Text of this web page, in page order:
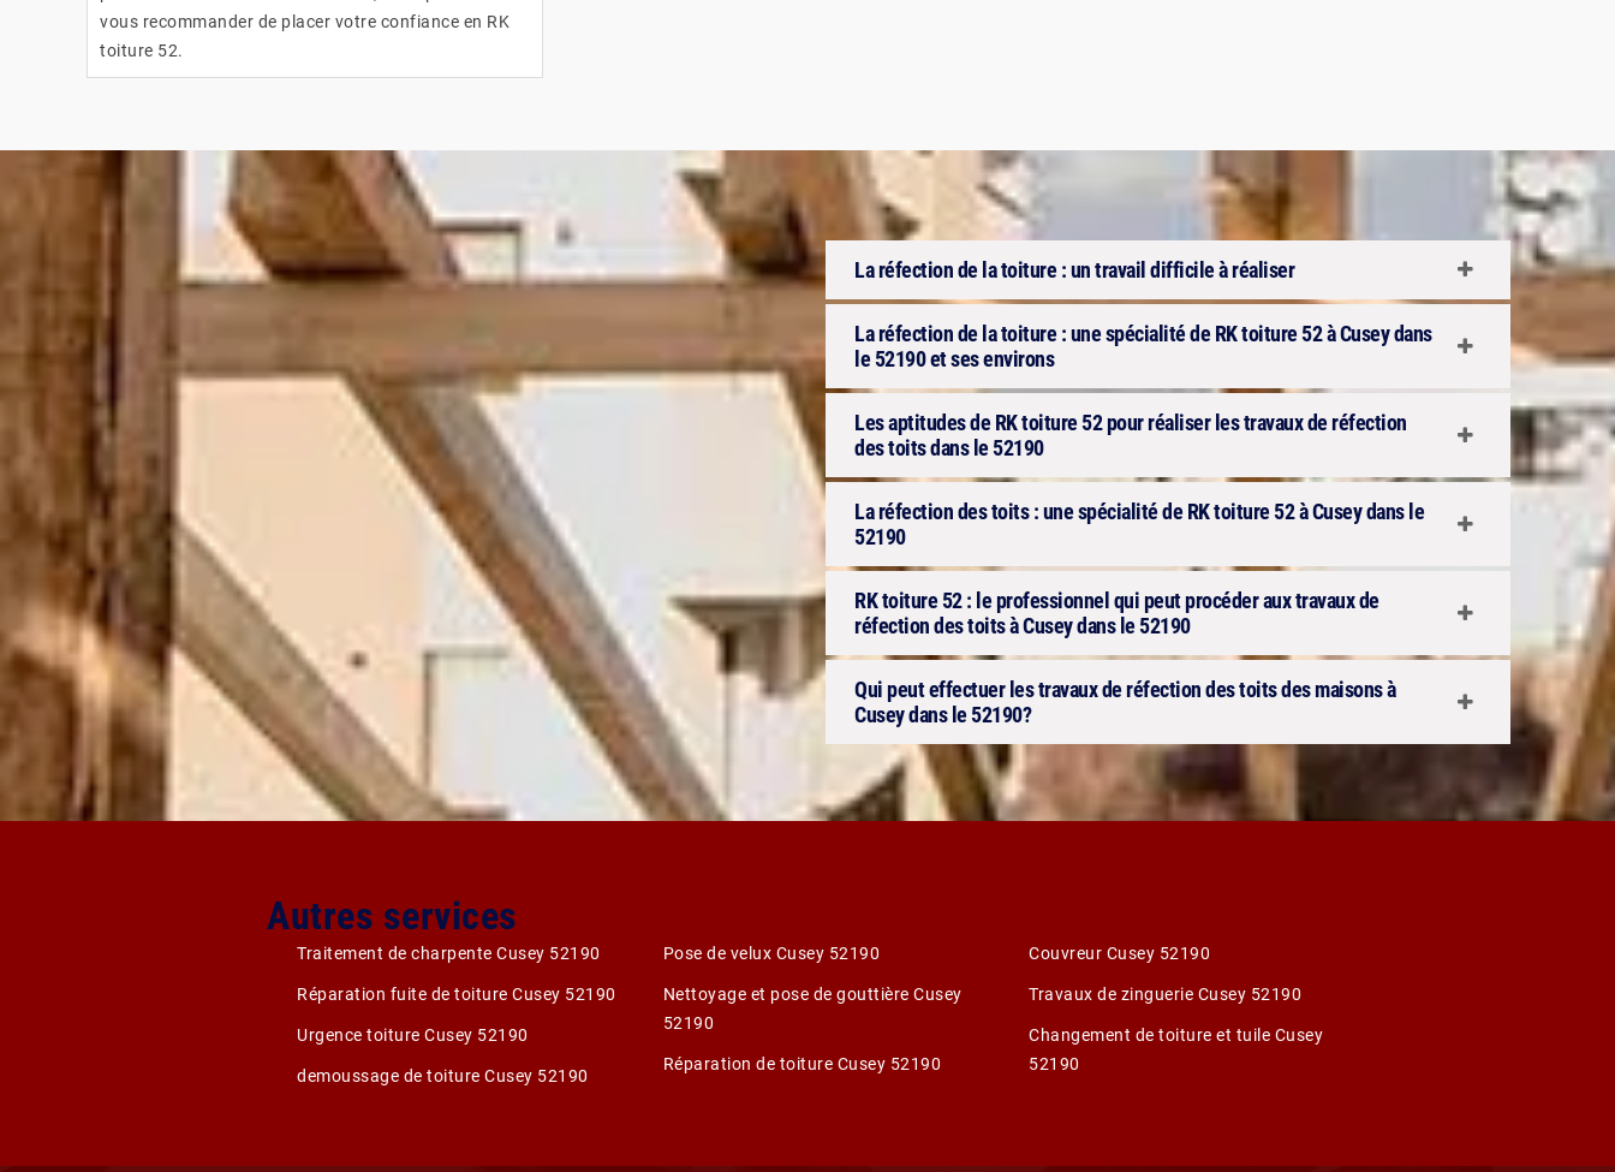
vous recommander de placer votre confiance en RK
toiture 52.
La réfection de la toiture : un travail difficile à réaliser
La réfection de la toiture : une spécialité de RK toiture 52 à Cusey dans
le 52190 et ses environs
Les aptitudes de RK toiture 52 pour réaliser les travaux de réfection
des toits dans le 52190
La réfection des toits : une spécialité de RK toiture 52 à Cusey dans le
52190
RK toiture 52 : le professionnel qui peut procéder aux travaux de
réfection des toits à Cusey dans le 52190
Qui peut effectuer les travaux de réfection des toits des maisons à
Cusey dans le 52190?
Autres services
Traitement de charpente Cusey 52190
Réparation fuite de toiture Cusey 52190
Urgence toiture Cusey 52190
demoussage de toiture Cusey 52190
Pose de velux Cusey 52190
Nettoyage et pose de gouttière Cusey
52190
Réparation de toiture Cusey 52190
Couvreur Cusey 52190
Travaux de zinguerie Cusey 52190
Changement de toiture et tuile Cusey
52190